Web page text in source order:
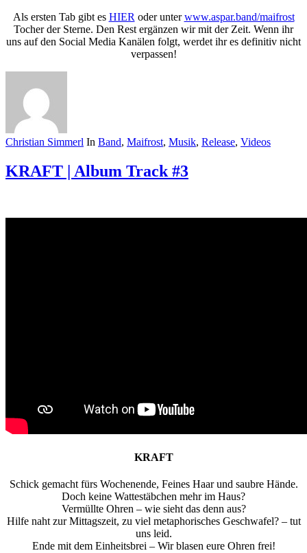
Als ersten Tab gibt es HIER oder unterwww.aspar.band/maifrost
Tocher der Sterne. Den Rest ergänzen wir mit der Zeit. Wenn ihr
uns auf den Social Media Kanälen folgt, werdet ihr es definitiv nicht
verpassen!
Christian Simmerl In Band, Maifrost, Musik, Release, Videos
KRAFT | Album Track #3
KRAFT
Schick gemacht fürs Wochenende, Feines Haar und saubre Hände.
Doch keine Wattestäbchen mehr im Haus?
Vermüllte Ohren – wie sieht das denn aus?
Hilfe naht zur Mittagszeit, zu viel metaphorisches Geschwafel? – tut
uns leid.
Ende mit dem Einheitsbrei – Wir blasen eure Ohren frei!